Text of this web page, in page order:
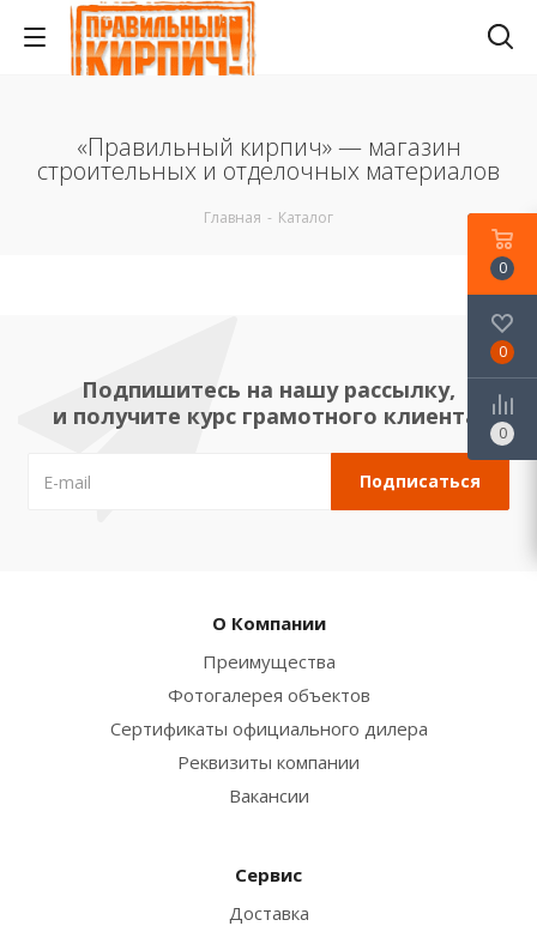
«Правильный кирпич» — магазин
строительных и отделочных материалов
Главная - Каталог
Подпишитесь на нашу рассылку,
и получите курс грамотного клиента!
О Компании
Преимущества
Фотогалерея объектов
Сертификаты официального дилера
Реквизиты компании
Вакансии
Сервис
Доставка
0
0
0